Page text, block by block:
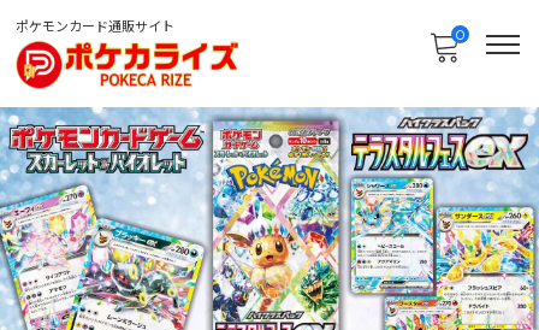
ポケモンカード通販サイト 0